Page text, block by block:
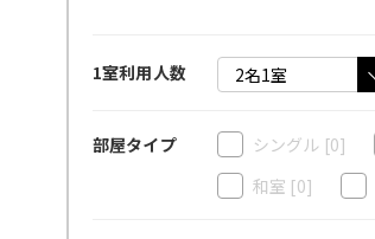
1室利用人数
部屋タイプ シングル [0]
和室 [0]